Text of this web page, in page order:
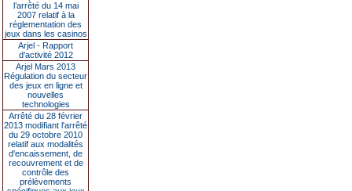
l’arrêté du 14 mai
2007 relatif à la
réglementation des
jeux dans les casinos
Arjel - Rapport
d'activité 2012
Arjel Mars 2013
Régulation du secteur
des jeux en ligne et
nouvelles
technologies
Arrêté du 28 février
2013 modifiant l'arrêté
du 29 octobre 2010
relatif aux modalités
d'encaissement, de
recouvrement et de
contrôle des
prélèvements